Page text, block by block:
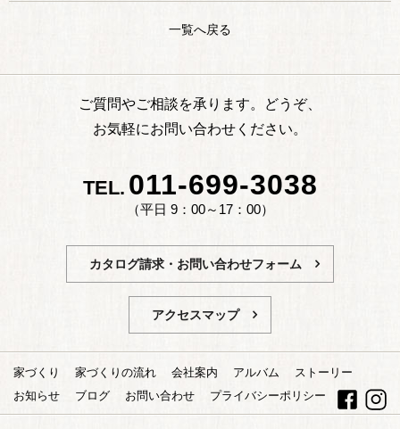
一覧へ戻る
ご質問やご相談を承ります。どうぞ、
お気軽にお問い合わせください。
TEL. 011-699-3038
（平日 9：00～17：00）
カタログ請求・お問い合わせフォーム
アクセスマップ
家づくり 家づくりの流れ 会社案内 アルバム
ストーリー
お知らせ
ブログ お問い合わせ プライバシーポリシー